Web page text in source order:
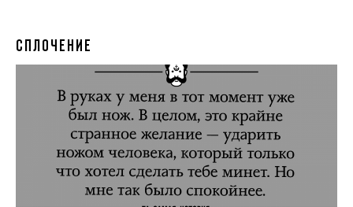
СПЛОЧЕНИЕ